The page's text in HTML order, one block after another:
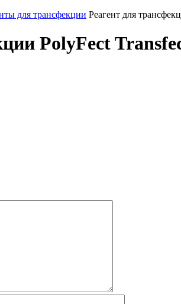
для трансфекции Реагент для
PolyFect